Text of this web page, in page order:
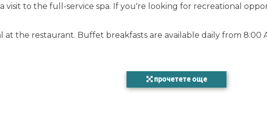
visit to the full-service spa. If you're looking for recreational
at the restaurant. Buffet breakfasts are available daily from 8:00
прочетете още